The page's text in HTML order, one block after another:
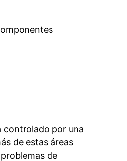
controlado por una
de estas áreas
de